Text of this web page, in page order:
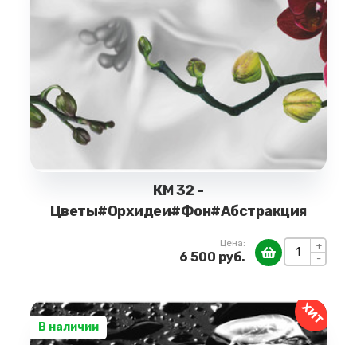
КМ 32 -
Цветы#Орхидеи#Фон#Абстракция
+
-
Цена:
6 500 руб.
В наличии ХИТ